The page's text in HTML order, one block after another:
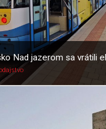
Nad jazerom sa vrátili